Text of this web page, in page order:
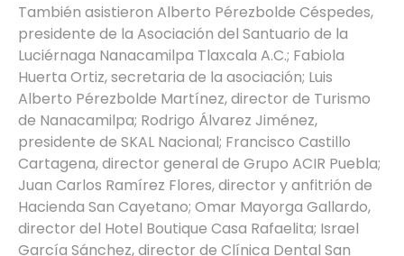
También asistieron Alberto Pérezbolde Céspedes,
presidente de la Asociación del Santuario de la
Luciérnaga Nanacamilpa Tlaxcala A.C.; Fabiola
Huerta Ortiz, secretaria de la asociación; Luis
Alberto Pérezbolde Martínez, director de Turismo
de Nanacamilpa; Rodrigo Álvarez Jiménez,
presidente de SKAL Nacional; Francisco Castillo
Cartagena, director general de Grupo ACIR Puebla;
Juan Carlos Ramírez Flores, director y anfitrión de
Hacienda San Cayetano; Omar Mayorga Gallardo,
director del Hotel Boutique Casa Rafaelita; Israel
García Sánchez, director de Clínica Dental San